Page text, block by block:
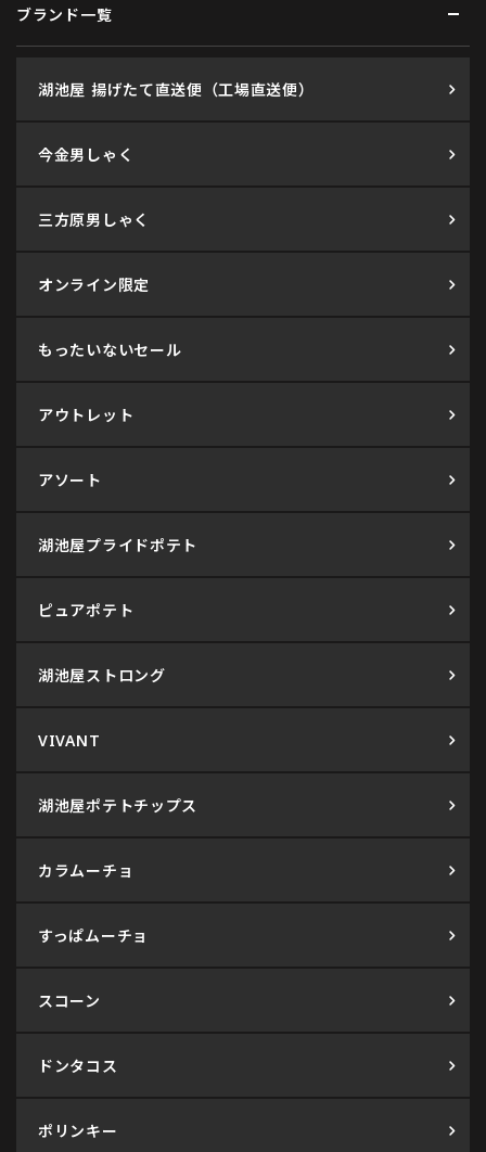
ブランド一覧
湖池屋 揚げたて直送便（工場直送便）
今金男しゃく
三方原男しゃく
オンライン限定
もったいないセール
アウトレット
アソート
湖池屋プライドポテト
ピュアポテト
湖池屋ストロング
VIVANT
湖池屋ポテトチップス
カラムーチョ
すっぱムーチョ
スコーン
ドンタコス
ポリンキー